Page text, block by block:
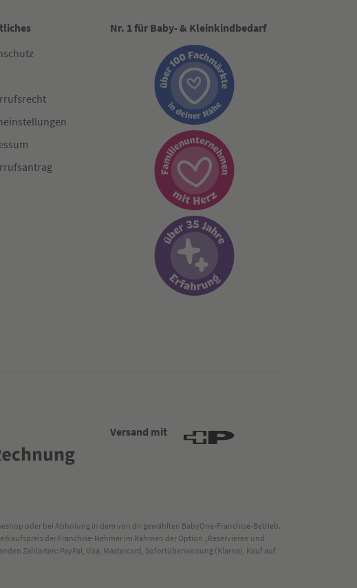
Nr. 1 für Baby- & Kleinkindbedarf
Versand mit
oder bei Abholung in dem von dir gewählten BabyOne-Franchise-Betrieb.
der Franchise-Nehmer im Rahmen der Option „Reservieren und
Zahlarten: PayPal, Visa, Mastercard, Sofortüberweisung (Klarna), Kauf auf